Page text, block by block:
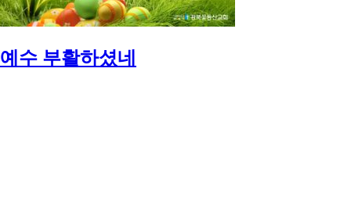
예수 부활하셨네